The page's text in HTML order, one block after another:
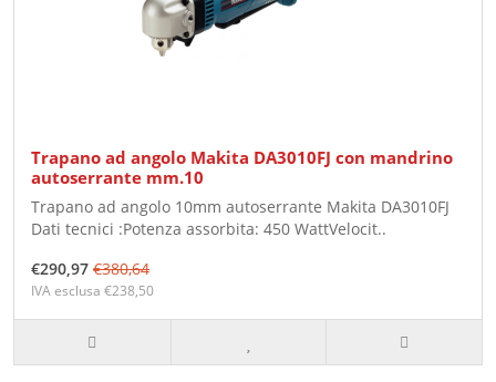
Trapano ad angolo Makita DA3010FJ con mandrino
autoserrante mm.10
Trapano ad angolo 10mm autoserrante Makita DA3010FJ
Dati tecnici :Potenza assorbita: 450 WattVelocit..
€290,97 €380,64
IVA esclusa €238,50